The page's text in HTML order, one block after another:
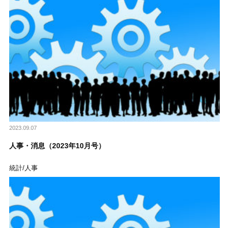
2023.09.07
人事・消息（2023年10月号）
統計/人事